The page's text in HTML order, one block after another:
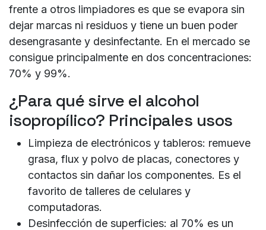
frente a otros limpiadores es que se evapora sin
dejar marcas ni residuos y tiene un buen poder
desengrasante y desinfectante. En el mercado se
consigue principalmente en dos concentraciones:
70% y 99%.
¿Para qué sirve el alcohol
isopropílico? Principales usos
Limpieza de electrónicos y tableros: remueve
grasa, flux y polvo de placas, conectores y
contactos sin dañar los componentes. Es el
favorito de talleres de celulares y
computadoras.
Desinfección de superficies: al 70% es un